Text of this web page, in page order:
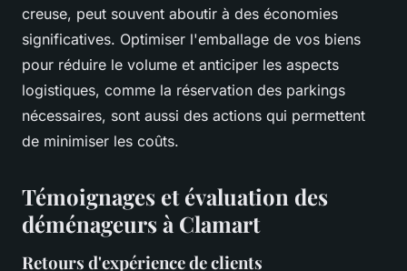
creuse, peut souvent aboutir à des économies
significatives. Optimiser l'emballage de vos biens
pour réduire le volume et anticiper les aspects
logistiques, comme la réservation des parkings
nécessaires, sont aussi des actions qui permettent
de minimiser les coûts.
Témoignages et évaluation des
déménageurs à Clamart
Retours d'expérience de clients